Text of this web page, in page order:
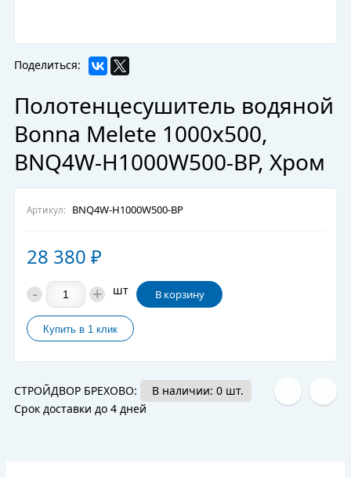
Поделиться:
Полотенцесушитель водяной
Bonna Melete 1000x500,
BNQ4W-H1000W500-BP, Хром
Артикул: BNQ4W-H1000W500-BP
28 380 ₽
- + шт В корзину
СТРОЙДВОР БРЕХОВО:
В наличии: 0 шт.
Срок доставки до 4 дней